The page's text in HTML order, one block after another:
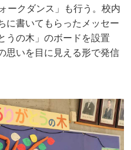
ークダンス」も行う。校内
に書いてもらったメッセー
うの木」のボードを設置
思いを目に見える形で発信